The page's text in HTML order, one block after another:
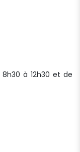
à 12h30 et de